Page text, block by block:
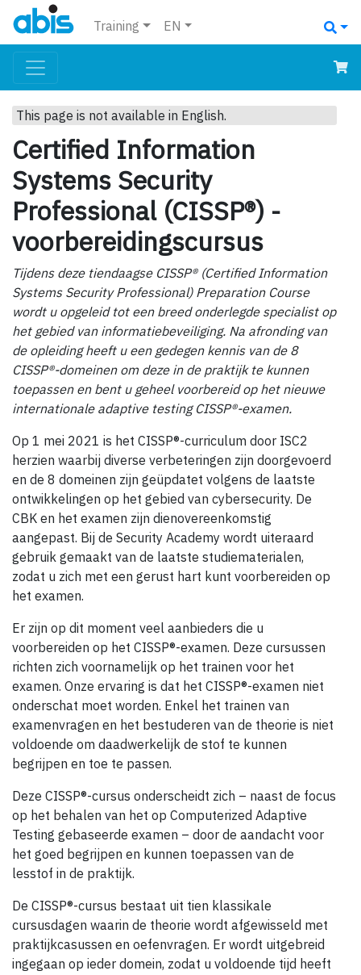
Training EN
This page is not available in English.
Certified Information
Systems Security
Professional (CISSP®) -
voorbereidingscursus
Tijdens deze tiendaagse CISSP® (Certified Information
Systems Security Professional) Preparation Course
wordt u opgeleid tot een breed onderlegde specialist op
het gebied van informatiebeveiliging. Na afronding van
de opleiding heeft u een gedegen kennis van de 8
CISSP®-domeinen om deze in de praktijk te kunnen
toepassen en bent u geheel voorbereid op het nieuwe
internationale adaptive testing CISSP®-examen.
Op 1 mei 2021 is het CISSP®-curriculum door ISC2
herzien waarbij diverse verbeteringen zijn doorgevoerd
en de 8 domeinen zijn geüpdatet volgens de laatste
ontwikkelingen op het gebied van cybersecurity. De
CBK en het examen zijn dienovereenkomstig
aangepast. Bij de Security Academy wordt uiteraard
gebruik gemaakt van de laatste studiematerialen,
zodat u zich met een gerust hart kunt voorbereiden op
het examen.
Er zijn op dit moment veel aanbieders die u
voorbereiden op het CISSP®-examen. Deze cursussen
richten zich voornamelijk op het trainen voor het
examen. Onze ervaring is dat het CISSP®-examen niet
onderschat moet worden. Enkel het trainen van
examenvragen en het bestuderen van de theorie is niet
voldoende om daadwerkelijk de stof te kunnen
begrijpen en toe te passen.
Deze CISSP®-cursus onderscheidt zich – naast de focus
op het behalen van het op Computerized Adaptive
Testing gebaseerde examen – door de aandacht voor
het goed begrijpen en kunnen toepassen van de
lesstof in de praktijk.
De CISSP®-cursus bestaat uit tien klassikale
cursusdagen waarin de theorie wordt afgewisseld met
praktijkcasussen en oefenvragen. Er wordt uitgebreid
ingegaan op ieder domein, zodat u voldoende tijd heeft